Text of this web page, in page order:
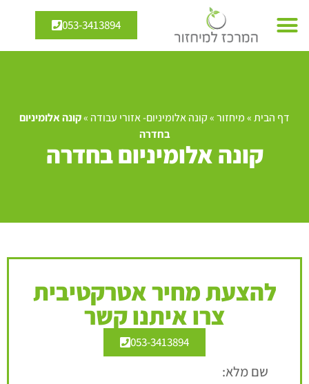
053-3413894
דף הבית»מיחזור»קונה אלומיניום- אזורי עבודה »קונה אלומיניום
בחדרה
קונה אלומיניום בחדרה
להצעת מחיר אטרקטיבית
צרו איתנו קשר
053-3413894